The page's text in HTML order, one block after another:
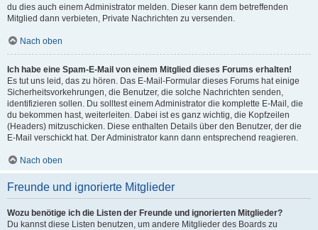
du dies auch einem Administrator melden. Dieser kann dem betreffenden
Mitglied dann verbieten, Private Nachrichten zu versenden.
Nach oben
Ich habe eine Spam-E-Mail von einem Mitglied dieses Forums erhalten!
Es tut uns leid, das zu hören. Das E-Mail-Formular dieses Forums hat einige
Sicherheitsvorkehrungen, die Benutzer, die solche Nachrichten senden,
identifizieren sollen. Du solltest einem Administrator die komplette E-Mail, die
du bekommen hast, weiterleiten. Dabei ist es ganz wichtig, die Kopfzeilen
(Headers) mitzuschicken. Diese enthalten Details über den Benutzer, der die
E-Mail verschickt hat. Der Administrator kann dann entsprechend reagieren.
Nach oben
Freunde und ignorierte Mitglieder
Wozu benötige ich die Listen der Freunde und ignorierten Mitglieder?
Du kannst diese Listen benutzen, um andere Mitglieder des Boards zu